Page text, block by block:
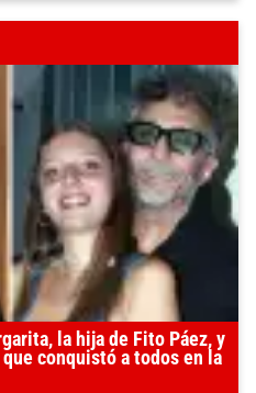
la hija de Fito Páez, y
conquistó a todos en la